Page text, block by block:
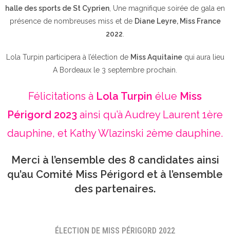
halle des sports de St Cyprien , Une magnifique soirée de gala en
présence de nombreuses miss et de Diane Leyre, Miss France
2022
Lola Turpin participera à l’élection de Miss Aquitainequi aura lieu
A Bordeaux le 3 septembre prochain.
Félicitations à Lola Turpin élue Miss
Périgord 2023 ainsi qu’à Audrey Laurent 1ère
dauphine, et Kathy Wlazinski 2ème dauphine.
Merci à l’ensemble des 8 candidates ainsi
qu’au Comité Miss Périgord et à l’ensemble
des partenaires.
ÉLECTION DE MISS PÉRIGORD 2022